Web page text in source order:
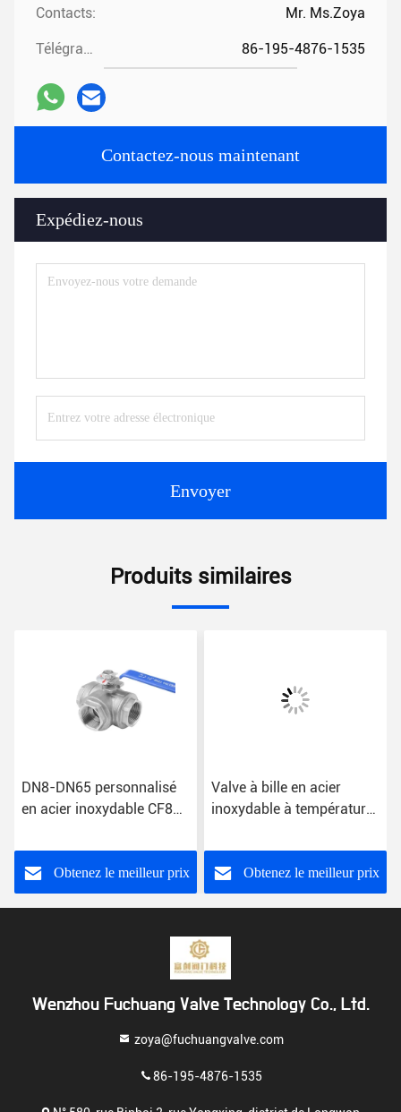
Contacts: Mr. Ms.Zoya
Télégramme: 86-195-4876-1535
Contactez-nous maintenant
Expédiez-nous
Envoyer
Produits similaires
DN8-DN65 personnalisé
en acier inoxydable CF8
Valve à bille à trois voies
Obtenez le meilleur prix
Valve à bille en acier
inoxydable à température
Obtenez le meilleur prix
Wenzhou Fuchuang Valve Technology Co., Ltd.
zoya@fuchuangvalve.com
86-195-4876-1535